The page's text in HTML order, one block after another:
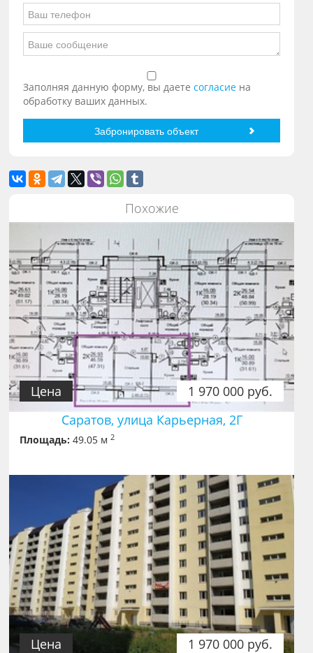
Заполняя данную форму, вы даетесогласие на
обработку ваших данных.
Похожие
1 970 000 руб.
Цена
Саратов, улица Карьерная, 2Г
Площадь: 49.05 м2
1 970 000 руб.
Цена